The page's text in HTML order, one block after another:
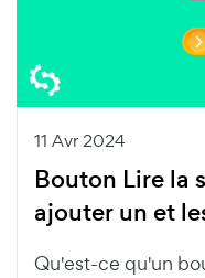
11 Avr 2024
Bouton Lire la
ajouter un et
Qu'est-ce qu'un